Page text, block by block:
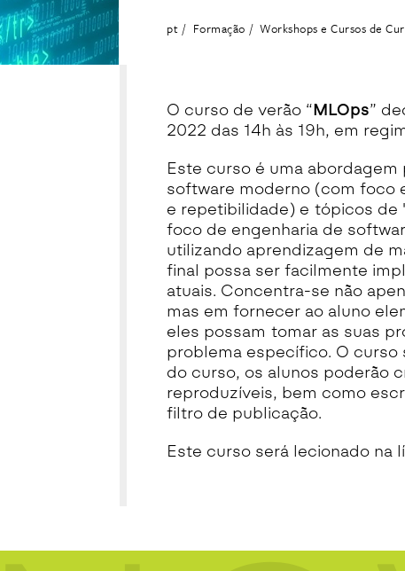
pt Formação Workshops e Cursos de
O curso de verão “MLOps”
2022 das 14h às 19h, em
Este curso é uma
software moderno (com foco
e repetibilidade) e tópicos de
foco de engenharia de
utilizando aprendizagem de
final possa ser facilmente
atuais. Concentra-se não
mas em fornecer ao aluno
eles possam tomar as suas
problema específico. O
do curso, os alunos poderão
reproduzíveis, bem como
filtro de publicação.
Este curso será lecionado na